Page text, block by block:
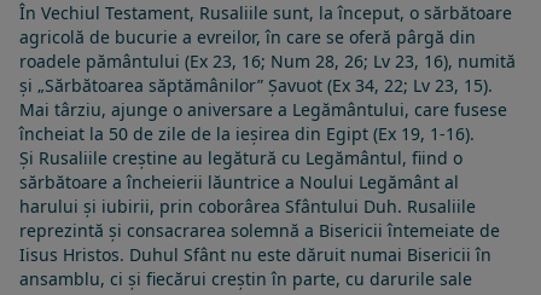
În Vechiul Testament, Rusaliile sunt, la început, o sărbătoare
agricolă de bucurie a evreilor, în care se oferă pârgă din
roadele pământului (Ex 23, 16; Num 28, 26; Lv 23, 16), numită
și „Sărbătoarea săptămânilor” Șavuot (Ex 34, 22; Lv 23, 15).
Mai târziu, ajunge o aniversare a Legământului, care fusese
încheiat la 50 de zile de la ieșirea din Egipt (Ex 19, 1-16).
Și Rusaliile creștine au legătură cu Legământul, fiind o
sărbătoare a încheierii lăuntrice a Noului Legământ al
harului și iubirii, prin coborârea Sfântului Duh. Rusaliile
reprezintă și consacrarea solemnă a Bisericii întemeiate de
Iisus Hristos. Duhul Sfânt nu este dăruit numai Bisericii în
ansamblu, ci și fiecărui creștin în parte, cu darurile sale